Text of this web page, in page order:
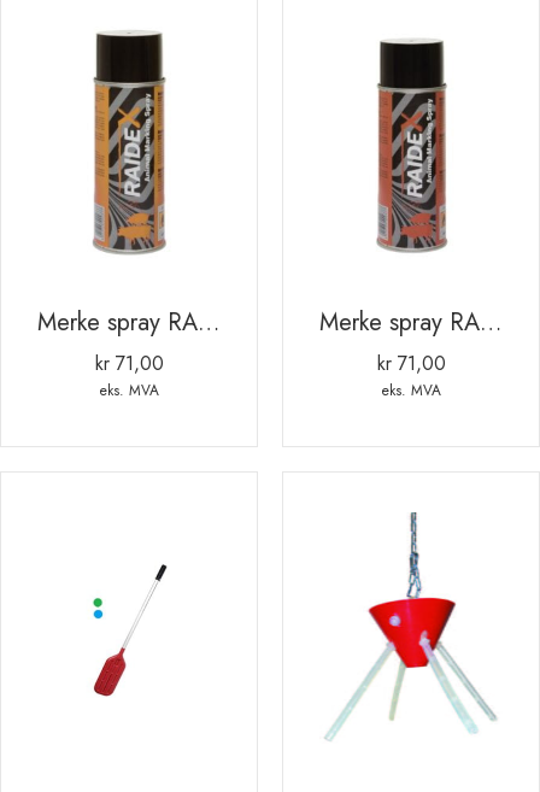
Merke spray RAIDEX 400ml ORANGE
kr71,00
eks. MVA
Merke spray RAIDEX 400ml RØD
kr71,00
eks. MVA